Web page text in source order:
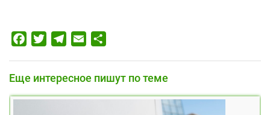
FacebookTwitterTelegram
Email
Еще интересное пишут по теме